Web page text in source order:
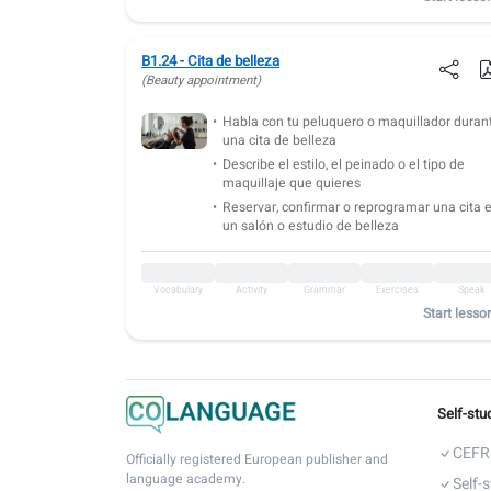
B1.24 - Cita de belleza
(Beauty appointment)
Habla con tu peluquero o maquillador
una cita de belleza
Describe el estilo, el peinado o el tipo de
maquillaje que quieres
Reservar, confirmar o reprogramar una cita
un salón o estudio de belleza
Vocabulary Activity Grammar Exercises Speak
Start
Officially registered European publisher and
language academy.
Self-
Self-